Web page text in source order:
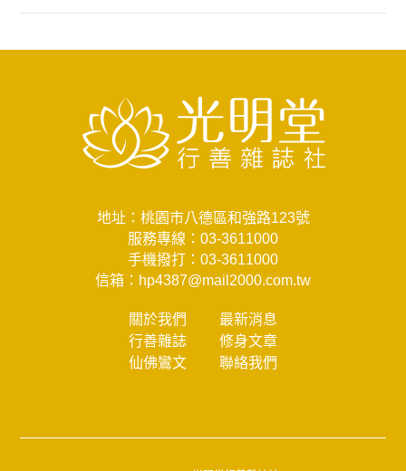
地址：桃園市八德區和強路123號
服務專線： 03-3611000
手機撥打： 03-3611000
信箱： hp4387@mail2000.com.tw
關於我們
最新消息
行善雜誌
修身文章
仙佛鸞文
聯絡我們